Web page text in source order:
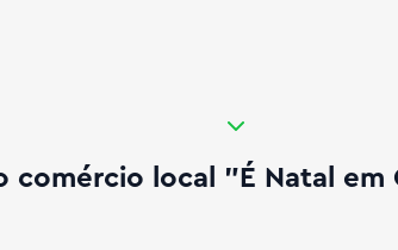
comércio local "É Natal em